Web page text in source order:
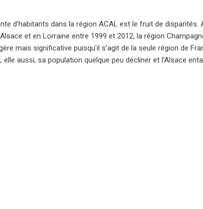
d’habitants dans la région ACAL est le fruit de
et en Lorraine entre 1999 et 2012, la région
mais significative puisqu’il s’agit de la seule région de
elle aussi, sa population quelque peu décliner et l’Alsace